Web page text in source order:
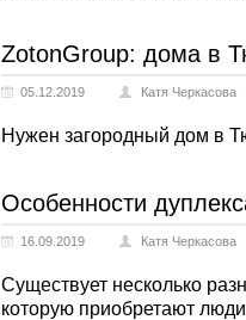
ZotonGroup: дома в
05.12.2019 Катя Черкасова
Нужен загородный дом в
Особенности
16.09.2019 Катя Черкасова
Существует несколько
которую приобретают